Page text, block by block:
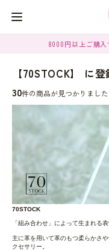
8000円以上ご購
【70STOCK】 に
30件の商品が見つかりました
70STOCK
「組み合わせ」によって生まれる
主に革を用いて革のもつ柔らかさ
クセサリー。